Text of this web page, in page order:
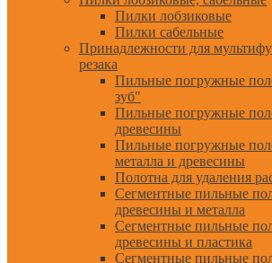
Пилки лобзиковые
Пилки сабельные
Принадлежности для
резака
Пильные погружные
зуб"
Пильные погружные
древесины
Пильные погружные
металла и древесины
Полотна для удаления
Сегментные пильные
древесины и металла
Сегментные пильные
древесины и пластика
Сегментные пильные